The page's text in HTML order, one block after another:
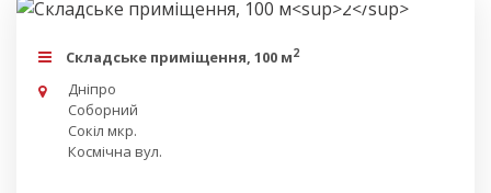
Складське приміщення, 100 м2
Дніпро
Соборний
Сокіл мкр.
Космічна вул.